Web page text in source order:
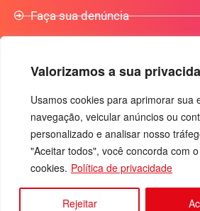
Valorizamos a sua
Usamos cookies para aprimorar sua
navegação, veicular anúncios ou
personalizado e analisar nosso
"Aceitar todos", você concorda com
cookies. Política de privacidade
Rejeitar
Faça sua denúncia
Anuncie Conosco
+55 (92) 3085-7464
Av. Rio Madeira, 444 - Nossa